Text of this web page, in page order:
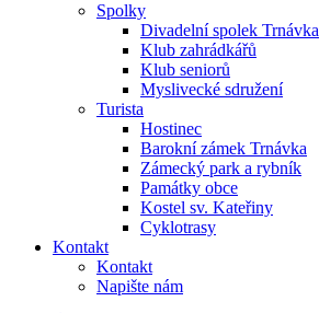
Spolky
Divadelní spolek Trnávka
Klub zahrádkářů
Klub seniorů
Myslivecké sdružení
Turista
Hostinec
Barokní zámek Trnávka
Zámecký park a rybník
Památky obce
Kostel sv. Kateřiny
Cyklotrasy
Kontakt
Kontakt
Napište nám